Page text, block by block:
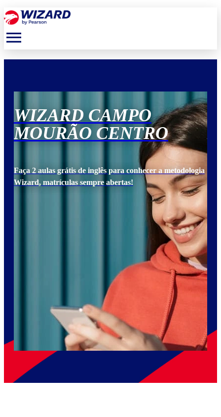
menu
WIZARD CAMPO
MOURÃO CENTRO
Faça 2 aulas grátis de inglês para conhecer a metodologia
Wizard, matrículas sempre abertas!